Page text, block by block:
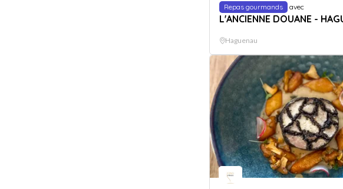
Repas gourmands avec
L'ANCIENNE DOUANE -
Haguenau